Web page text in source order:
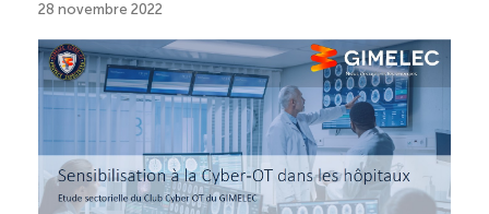
28 novembre 2022